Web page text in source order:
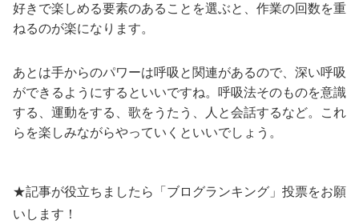
好きで楽しめる要素のあることを選ぶと、作業の回数を重
ねるのが楽になります。
あとは手からのパワーは呼吸と関連があるので、深い呼吸
ができるようにするといいですね。呼吸法そのものを意識
する、運動をする、歌をうたう、人と会話するなど。これ
らを楽しみながらやっていくといいでしょう。
★記事が役立ちましたら「ブログランキング」投票をお願
いします！